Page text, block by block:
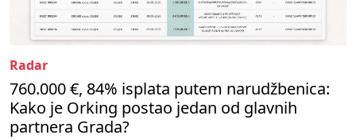
Radar
760.000 €, 84% isplata putem narudžbenica:
Kako je Orking postao jedan od glavnih
partnera Grada?